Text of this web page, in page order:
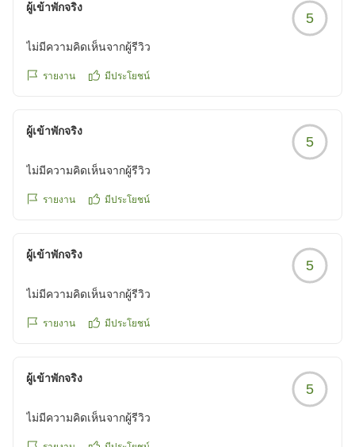
reviewId=33123478367189
ผู้เข้าพักจริง
5
ไม่มีความคิดเห็นจากผู้รีวิว
รายงาน มีประโยชน์
ผู้เข้าพักจริง
5
ไม่มีความคิดเห็นจากผู้รีวิว
รายงาน มีประโยชน์
ผู้เข้าพักจริง
5
ไม่มีความคิดเห็นจากผู้รีวิว
รายงาน มีประโยชน์
ผู้เข้าพักจริง
5
ไม่มีความคิดเห็นจากผู้รีวิว